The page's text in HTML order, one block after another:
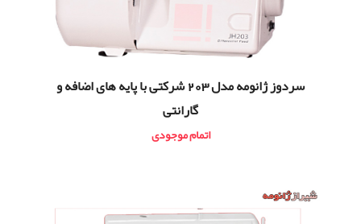
سردوز ژانومه مدل 203 شرکتی با پایه های اضافه و
گارانتی
اتمام موجودی